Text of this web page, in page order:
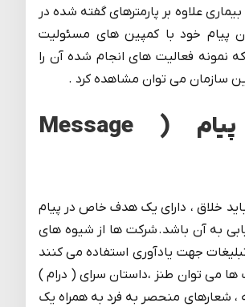
علاوه بر پارمترهای گفته شده در
پیام خود با کمپین های مسئولیت
نمونه فعالیت های انجام شده آن را
سازمان می توان مشاهده کرد .
استراتژی پیام ( Message
خلاق ، دارای یک هدف خاص در پیام
به آن باشد. شرکت ها از شیوه های
جهت یادآوری استفاده می کنند
ها می توان طنز ،داستان سرای ( درام )
، شعارهای منحصر به فرد به همراه یک